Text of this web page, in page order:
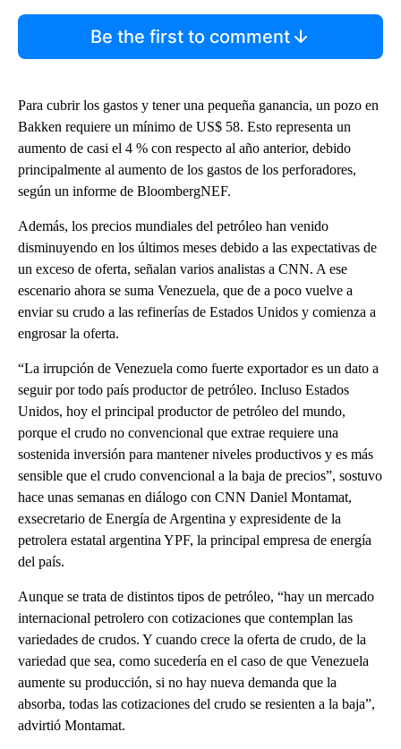
Be the first to comment
Para cubrir los gastos y tener una pequeña ganancia, un pozo en
Bakken requiere un mínimo de US$ 58. Esto representa un
aumento de casi el 4 % con respecto al año anterior, debido
principalmente al aumento de los gastos de los perforadores,
según un informe de BloombergNEF.
Además, los precios mundiales del petróleo han venido
disminuyendo en los últimos meses debido a las expectativas de
un exceso de oferta, señalan varios analistas a CNN. A ese
escenario ahora se suma Venezuela, que de a poco vuelve a
enviar su crudo a las refinerías de Estados Unidos y comienza a
engrosar la oferta.
“La irrupción de Venezuela como fuerte exportador es un dato a
seguir por todo país productor de petróleo. Incluso Estados
Unidos, hoy el principal productor de petróleo del mundo,
porque el crudo no convencional que extrae requiere una
sostenida inversión para mantener niveles productivos y es más
sensible que el crudo convencional a la baja de precios”, sostuvo
hace unas semanas en diálogo con CNN Daniel Montamat,
exsecretario de Energía de Argentina y expresidente de la
petrolera estatal argentina YPF, la principal empresa de energía
del país.
Aunque se trata de distintos tipos de petróleo, “hay un mercado
internacional petrolero con cotizaciones que contemplan las
variedades de crudos. Y cuando crece la oferta de crudo, de la
variedad que sea, como sucedería en el caso de que Venezuela
aumente su producción, si no hay nueva demanda que la
absorba, todas las cotizaciones del crudo se resienten a la baja”,
advirtió Montamat.